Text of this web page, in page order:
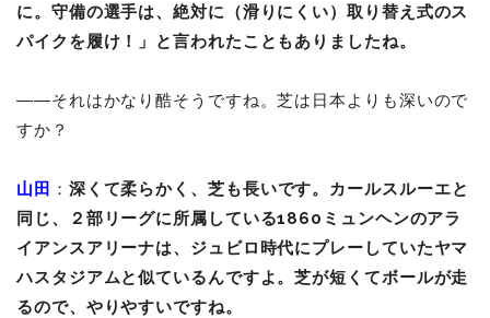
に。守備の選手は、絶対に（滑りにくい）取り替え式のス
パイクを履け！」と言われたこともありましたね。
――それはかなり酷そうですね。芝は日本よりも深いので
すか？
山田 ： 深くて柔らかく、芝も長いです。カールスルーエと
同じ、２部リーグに所属している1860ミュンヘンのアラ
イアンスアリーナは、ジュビロ時代にプレーしていたヤマ
ハスタジアムと似ているんですよ。芝が短くてボールが走
るので、やりやすいですね。